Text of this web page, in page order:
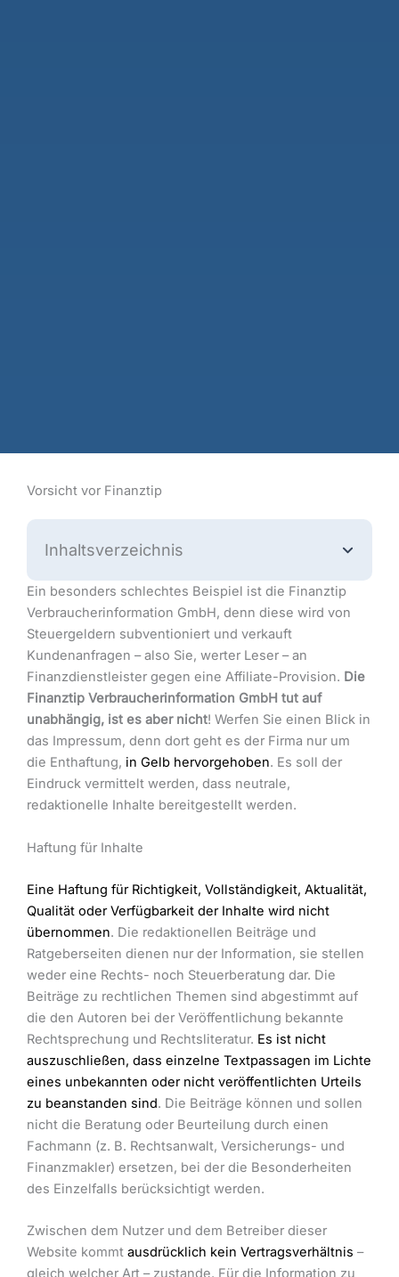
Vorsicht vor Finanztip
Inhaltsverzeichnis
Ein besonders schlechtes Beispiel ist die Finanztip
Verbraucherinformation GmbH, denn diese wird von
Steuergeldern subventioniert und verkauft
Kundenanfragen – also Sie, werter Leser – an
Finanzdienstleister gegen eine Affiliate-Provision. Die
Finanztip Verbraucherinformation GmbH tut auf
unabhängig, ist es aber nicht! Werfen Sie einen Blick in
das Impressum, denn dort geht es der Firma nur um
die Enthaftung, in Gelb hervorgehoben. Es soll der
Eindruck vermittelt werden, dass neutrale,
redaktionelle Inhalte bereitgestellt werden.
Haftung für Inhalte
Eine Haftung für Richtigkeit, Vollständigkeit, Aktualität,
Qualität oder Verfügbarkeit der Inhalte wird nicht
übernommen. Die redaktionellen Beiträge und
Ratgeberseiten dienen nur der Information, sie stellen
weder eine Rechts- noch Steuerberatung dar. Die
Beiträge zu rechtlichen Themen sind abgestimmt auf
die den Autoren bei der Veröffentlichung bekannte
Rechtsprechung und Rechtsliteratur. Es ist nicht
auszuschließen, dass einzelne Textpassagen im Lichte
eines unbekannten oder nicht veröffentlichten Urteils
zu beanstanden sind. Die Beiträge können und sollen
nicht die Beratung oder Beurteilung durch einen
Fachmann (z. B. Rechtsanwalt, Versicherungs- und
Finanzmakler) ersetzen, bei der die Besonderheiten
des Einzelfalls berücksichtigt werden.
Zwischen dem Nutzer und dem Betreiber dieser
Website kommt ausdrücklich kein Vertragsverhältnis –